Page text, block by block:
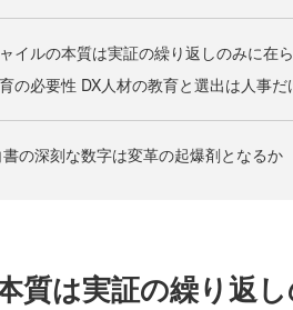
イルの本質は実証の繰り返しのみに在
の必要性 DX人材の教育と選出は人事
書の深刻な数字は変革の起爆剤となるか
質は実証の繰り返